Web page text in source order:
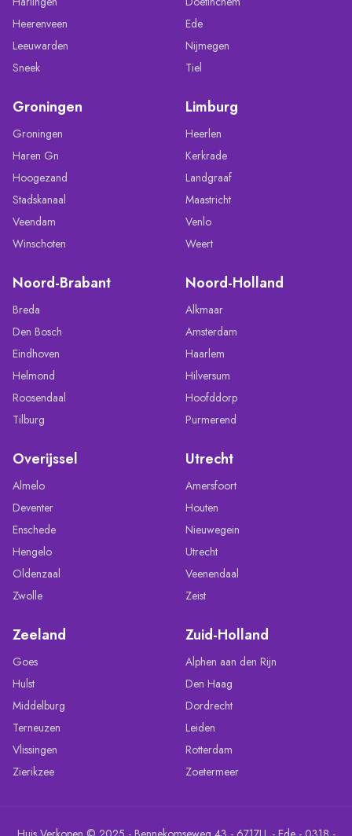
Heerenveen
Leeuwarden
Sneek
Ede
Nijmegen
Tiel
Groningen
Groningen
Haren Gn
Hoogezand
Stadskanaal
Veendam
Winschoten
Limburg
Heerlen
Kerkrade
Landgraaf
Maastricht
Venlo
Weert
Noord-Brabant
Breda
Den Bosch
Eindhoven
Helmond
Roosendaal
Tilburg
Noord-Holland
Alkmaar
Amsterdam
Haarlem
Hilversum
Hoofddorp
Purmerend
Overijssel
Almelo
Deventer
Enschede
Hengelo
Oldenzaal
Zwolle
Utrecht
Amersfoort
Houten
Nieuwegein
Utrecht
Veenendaal
Zeist
Zeeland
Goes
Hulst
Middelburg
Terneuzen
Vlissingen
Zierikzee
Zuid-Holland
Alphen aan den Rijn
Den Haag
Dordrecht
Leiden
Rotterdam
Zoetermeer